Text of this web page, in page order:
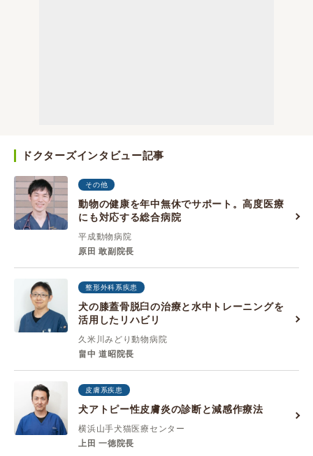
ドクターズインタビュー記事
その他
動物の健康を年中無休でサポート。高度医療
にも対応する総合病院
平成動物病院
原田 敢副院長
整形外科系疾患
犬の膝蓋骨脱臼の治療と水中トレーニングを
活用したリハビリ
久米川みどり動物病院
畠中 道昭院長
皮膚系疾患
犬アトピー性皮膚炎の診断と減感作療法
横浜山手犬猫医療センター
上田 一徳院長